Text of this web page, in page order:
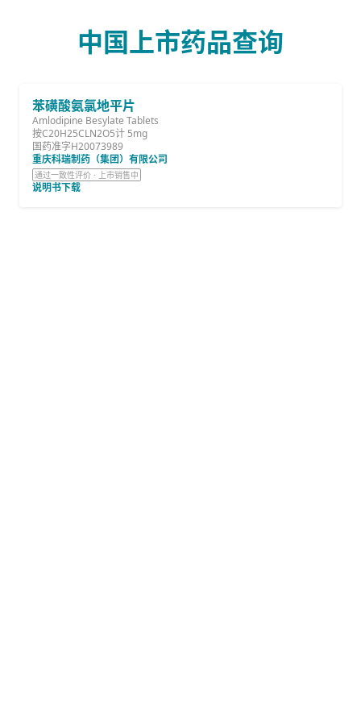
中国上市药品查询
苯磺酸氨氯地平片
Amlodipine Besylate Tablets
按C20H25CLN2O5计 5mg
国药准字H20073989
重庆科瑞制药（集团）有限公司
通过一致性评价 · 上市销售中
说明书下载